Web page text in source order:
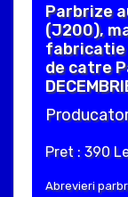
Parbrize
(J200),
fabricatie
de catre
Pret : 390
Abrevieri